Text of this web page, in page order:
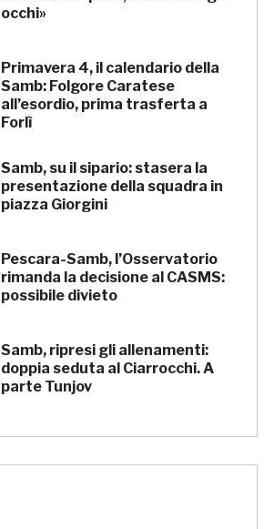
occhi»
Primavera 4, il calendario della
Samb: Folgore Caratese
all’esordio, prima trasferta a
Forlì
Samb, su il sipario: stasera la
presentazione della squadra in
piazza Giorgini
Pescara-Samb, l’Osservatorio
rimanda la decisione al CASMS:
possibile divieto
Samb, ripresi gli allenamenti:
doppia seduta al Ciarrocchi. A
parte Tunjov